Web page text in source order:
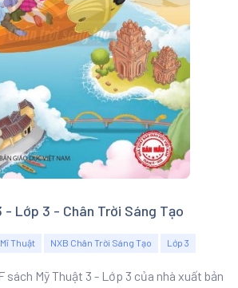
- Lớp 3 - Chân Trời Sáng Tạo
Mĩ Thuật NXB Chân Trời Sáng Tạo Lớp 3
Mỹ Thuật 3 - Lớp 3 của nhà xuất bản